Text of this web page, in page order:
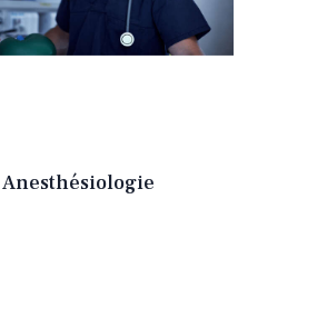
Anesthésiologie